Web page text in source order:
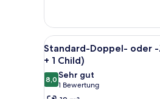
Zweibettzimmer
(2
Adults
+
Children)
Alle
Fotos
für
Standard-
3
Standard-Doppel- oder
+ 1 Child)
8,08,0 von 10
Sehr gut
1 Bewertung
(1